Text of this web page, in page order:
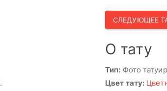
СЛЕДУЮЩЕЕ
.
О тату
Тип: Фото
Цвет тату: